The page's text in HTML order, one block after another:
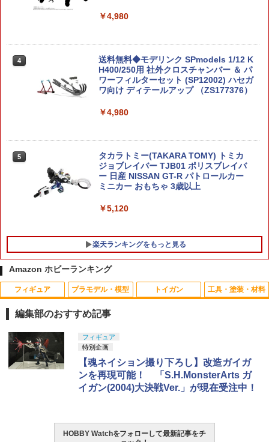
￥4,980
4
送料無料◆モデリンク SPmodels 1/12 K
H400/250用 社外クロスチャンバー ＆ パ
ワーフィルターセット (SP12002) ハセガ
ワ向け ディテールアップ （ZS177376）
￥4,980
5
タカラトミー(TAKARA TOMY) トミカ
ジョブレイバー TJB01 ポリスブレイバ
ー 日産 NISSAN GT-R パトロールカー
ミニカー おもちゃ 3歳以上
￥5,120
楽天ランキングをもっと見る
1
送料無料◆Futureファクトリー FFAF
『ザ・ウルトラマン』 ジャッカル大魔王
完成品可動フィギュア 【12月予約】
￥12,280
ドラゴンクエスト メタリックモンスター
ズギャラリー メタル系レアモンスター ×
￥12,980
1
CAPA-57■GUARDER Hi-CAPA5.1 スプ
リング＆フォロワー◆東京マルイ ハイキ
ャパシリーズ フォロワーSP 強化ナイロ
￥300
MILITARY BASE エラスティックバンド
整理 マガジン グレネード ショットシェ
ル
1
アーテック キラキラ万華鏡工作キット 5
8448
イーグル模型 ストロング六角ドライバー
0.063inch-BK #1328-0063
Amazon ホビーランキング
フィギュア
1
TAMASHII NATIONS S.H.フィギュアー
ツ（真骨彫製法） 仮面ライダーBLACK
RX 約150mm PVC&ABS&布製 塗装済み
可動フィギュア
￥10,189
TAMASHII NATIONS DX超合金 超時空要
プラモデル・模型
1
BANDAI SPIRITS(バンダイ スピリッツ)
HG 機動新世紀ガンダムX ガンダムレオ
パルド 1/144スケール 色分け済みプラモ
デル
￥2,420
BANDAI SPIRITS(バンダイ スピリッツ)
トイガン
1
東京マルイ(TOKYO MARUI) No.25 コル
ト ガバメント HG 18歳以上エアーHOP
ハンドガン
￥3,384
東京マルイ(TOKYO MARUI) No.21 H&K
USP HG 18歳以上エアーHOPハンドガン
工具・塗装・材料
1
LOCTITE(ロックタイト) シールはがし
プレミアム 220ml
￥962
タミヤ クラフトツールシリーズ No.123
先細薄刃ニッパー (ゲートカット用) プラ
編集部のおすすめ記事
フィギュア
特別企画
【魂ネイション撮り下ろし】改造ガイガ
ンを再現可能！ 「S.H.MonsterArts ガ
イガン(2004)大決戦Ver.」が現在受注中！
HOBBY Watchをフォローして最新記事をチ